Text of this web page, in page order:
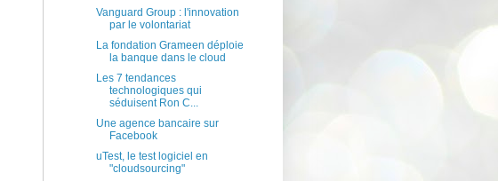
Vanguard Group : l'innovation
par le volontariat
La fondation Grameen déploie
la banque dans le cloud
Les 7 tendances
technologiques qui
séduisent Ron C...
Une agence bancaire sur
Facebook
uTest, le test logiciel en
"cloudsourcing"